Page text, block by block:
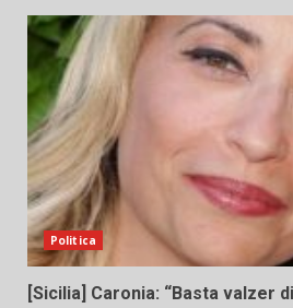
Politica
[Sicilia] Caronia: “Basta valzer